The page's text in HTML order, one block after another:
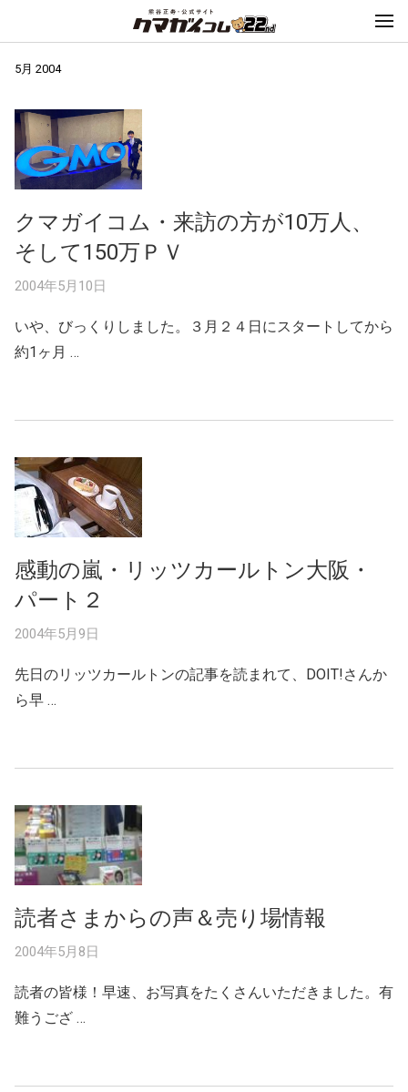
5月 2004
クマガイコム・来訪の方が10万人、
そして150万ＰＶ
2004年5月10日
いや、びっくりしました。３月２４日にスタートしてから
約1ヶ月 …
感動の嵐・リッツカールトン大阪・
パート２
2004年5月9日
先日のリッツカールトンの記事を読まれて、DOIT!さんか
ら早 …
読者さまからの声＆売り場情報
2004年5月8日
読者の皆様！早速、お写真をたくさんいただきました。有
難うござ …